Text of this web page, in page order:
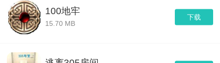
下载
100地牢
15.70 MB